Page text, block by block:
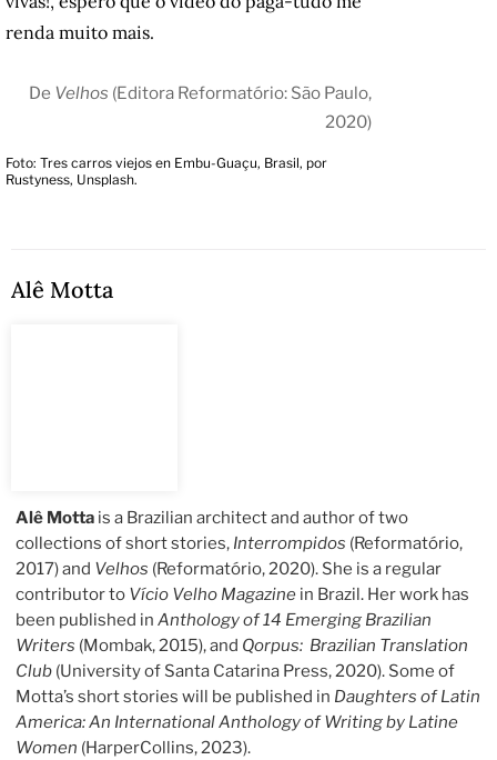
renda muito mais.
De Velhos (Editora Reformatório: São Paulo,
2020)
Foto: Tres carros viejos en Embu-Guaçu, Brasil, por
Rustyness, Unsplash.
Alê Motta
Alê Motta is a Brazilian architect and author of two
collections of short stories, Interrompidos (Reformatório,
2017) and Velhos (Reformatório, 2020). She is a regular
contributor to Vício Velho Magazine in Brazil. Her work has
been published inAnthology of 14 Emerging Brazilian
Writers (Mombak, 2015), and Qorpus: Brazilian Translation
Club (University of Santa Catarina Press, 2020). Some of
Motta’s short stories will be published in Daughters of Latin
America: An International Anthology of Writing by Latine
Women (HarperCollins, 2023).